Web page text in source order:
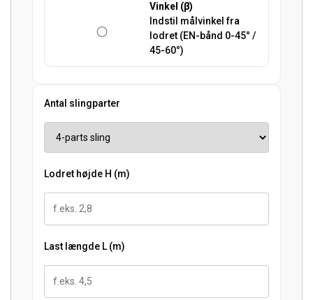
Vinkel (β)
Indstil målvinkel fra
lodret (EN-bånd 0-45° /
45-60°)
Antal slingparter
Lodret højde H (m)
Last længde L (m)